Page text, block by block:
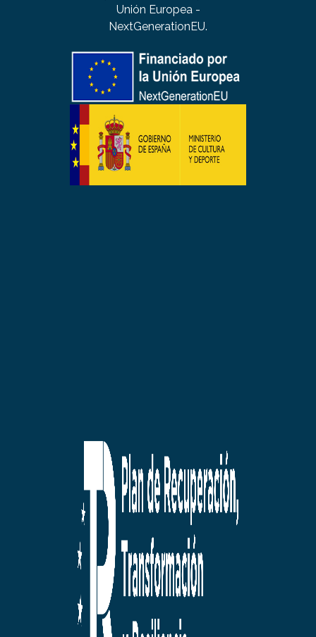
Unión Europea -
NextGenerationEU.